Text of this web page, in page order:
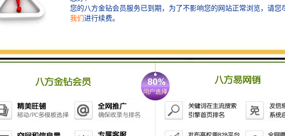
快速部署：配备了完善的软件工具和技术支持，可快速部署系统，缩短项目周期。
在智能科技、自动化科技和机电领域内有着到的见解。无论是提供技术咨询，还是进行技
SIEMENS西门子PLC模块S7-300系列产品是一系列高可靠性、高性能的工控设备，旨
系列中的重要组成部分，S7-300系列产品具有以下突出特点：
1. 灵活性和可扩展性：S7-300系列产品设计特，可根据客户需求灵活配置输入输出模块，满
2. 高速、高精度的模拟量输入输出：S7-300系列产品支持多达8个模拟量输入输出通道，可
3. 高可靠性和稳定性：S7-300系列产品采用的硬件和软件技术，具有高度可靠性和稳定性，